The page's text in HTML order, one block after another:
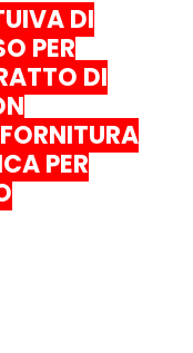
DI
PER
DI
PER